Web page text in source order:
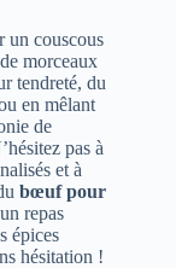
un couscous
morceaux
tendreté, du
en mêlant
de
pas à
et à
bœuf pour
repas
épices
hésitation !